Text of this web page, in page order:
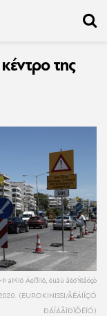
της
äÞìïõ Áëßìïõ, ëüãù åêôÝëåóçò
(EUROKINISSI/ÃÉÁÍÍÇÓ
ÐÁÍÁÃÏÐÏÕËÏÓ)